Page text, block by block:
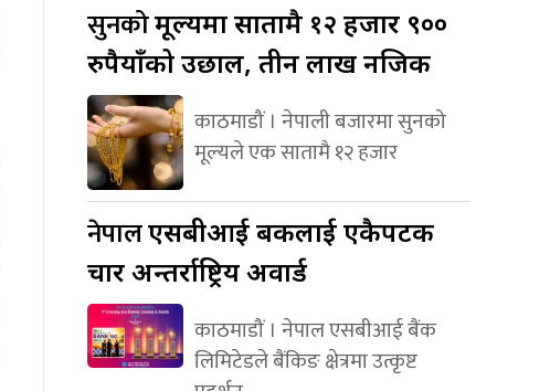
सुनकोमूल्यमा सातामै १२ हजार ९००
रुपैयाँको उछाल, तीन लाख नजिक
काठमाडौं । नेपाली बजारमा सुनको
मूल्यले एक सातामै १२ हजार
नेपालएसबीआई बैंकलाई एकैपटक
चार अन्तर्राष्ट्रिय अवार्ड
काठमाडौं । नेपाल एसबीआई बैंक
लिमिटेडले बैंकिङ क्षेत्रमा उत्कृष्ट